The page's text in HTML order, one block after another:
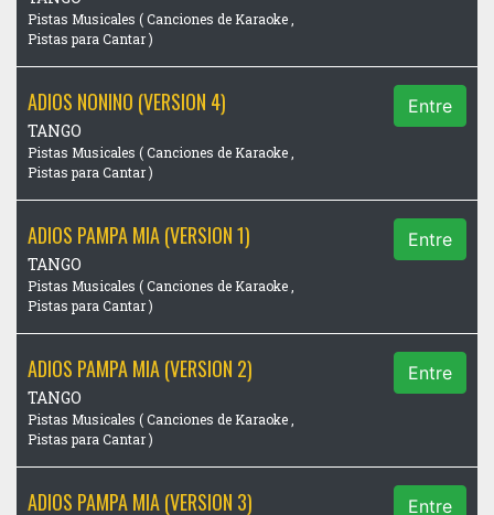
Pistas Musicales ( Canciones de Karaoke ,
Pistas para Cantar )
ADIOS NONINO (VERSION 4)
TANGO
Pistas Musicales ( Canciones de Karaoke ,
Pistas para Cantar )
Entre
ADIOS PAMPA MIA (VERSION 1)
TANGO
Pistas Musicales ( Canciones de Karaoke ,
Pistas para Cantar )
Entre
ADIOS PAMPA MIA (VERSION 2)
TANGO
Pistas Musicales ( Canciones de Karaoke ,
Pistas para Cantar )
Entre
ADIOS PAMPA MIA (VERSION 3) Entre